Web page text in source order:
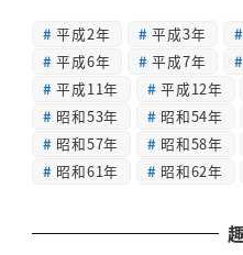
平成2年 平成3年
平成6年
平成7年
平成11年
平成12年
昭和53年
昭和54年
昭和57年
昭和58年
昭和61年
昭和62年